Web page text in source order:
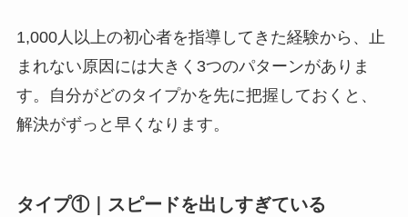
1,000人以上の初心者を指導してきた経験から、止
まれない原因には大きく3つのパターンがありま
す。自分がどのタイプかを先に把握しておくと、
解決がずっと早くなります。
タイプ①｜スピードを出しすぎている